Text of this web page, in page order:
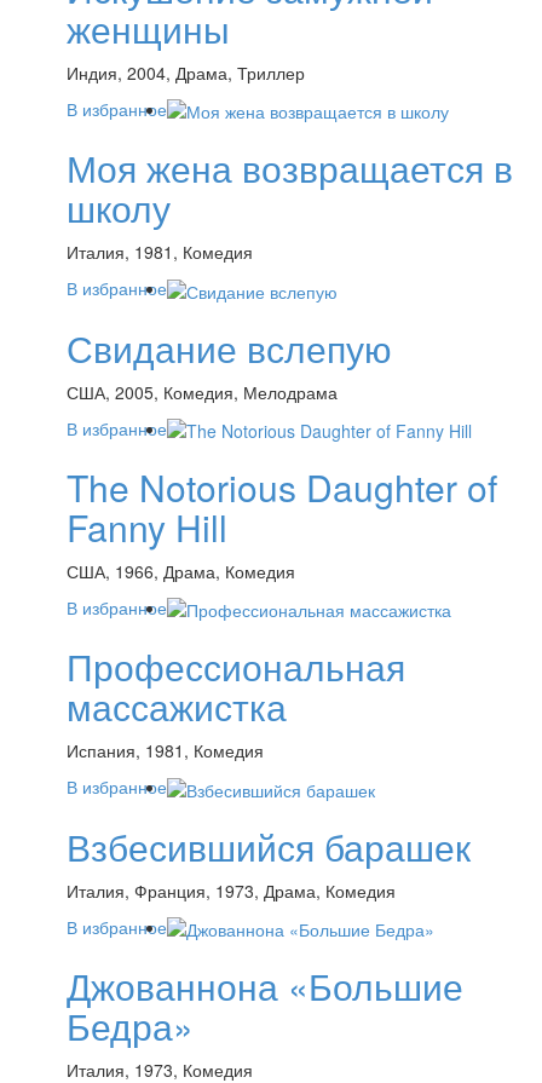
женщины
Индия, 2004, Драма, Триллер
В избранное
Моя жена возвращается в
школу
Италия, 1981, Комедия
В избранное
Свидание вслепую
США, 2005, Комедия, Мелодрама
В избранное
The Notorious Daughter of
Fanny Hill
США, 1966, Драма, Комедия
В избранное
Профессиональная
массажистка
Испания, 1981, Комедия
В избранное
Взбесившийся барашек
Италия, Франция, 1973, Драма, Комедия
В избранное
Джованнона «Большие
Бедра»
Италия, 1973, Комедия